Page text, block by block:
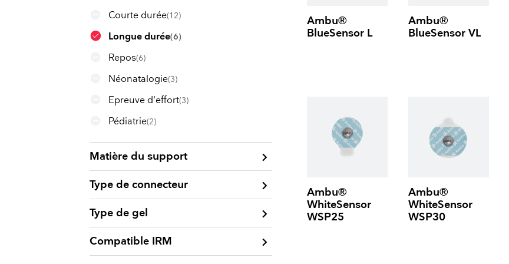
Courte durée(12)
Longue durée(6)
Repos(6)
Néonatalogie(3)
Epreuve d'effort(3)
Pédiatrie(2)
Matière du support keyboard_arrow_right
Type de connecteur keyboard_arrow_right
Type de gel keyboard_arrow_right
Compatible IRM keyboard_arrow_right
Ambu®
BlueSensor L
Ambu®
BlueSensor VL
Ambu®
WhiteSensor
WSP25
Ambu®
WhiteSensor
WSP30